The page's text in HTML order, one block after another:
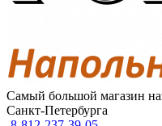
Самый большой магазин
Санкт-Петербурга